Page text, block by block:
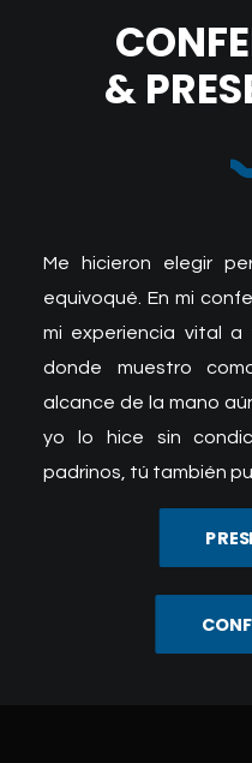
&
Me hicieron elegir
equivoqué. En mi
mi experiencia vital a
donde muestro
alcance de la mano
yo lo hice sin
padrinos, tú también